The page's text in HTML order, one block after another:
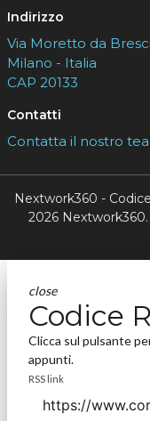
Indirizzo
Via Moretto da
Milano - Italia
CAP 20133
Contatti
Contatta il nostro
Nextwork360 -
2026 Nextwork360.
close
Codice
Clicca sul pulsante
appunti.
RSS link